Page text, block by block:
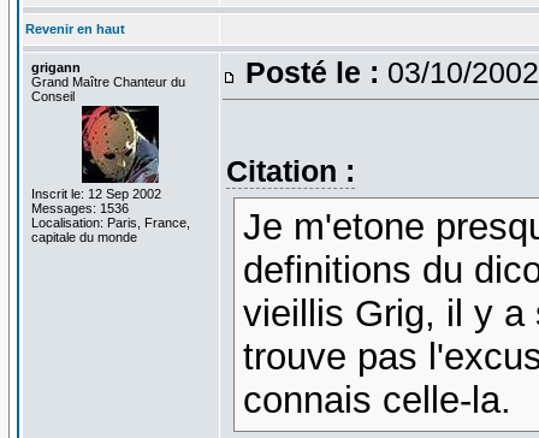
Revenir en haut
grigann
Grand Maître Chanteur du
Conseil
Inscrit le: 12 Sep 2002
Messages: 1536
Localisation: Paris, France,
capitale du monde
Posté le : 03/10/
Citation :
Je m'etone
definitions du
vieillis Grig, il y a
trouve pas
connais celle-la.